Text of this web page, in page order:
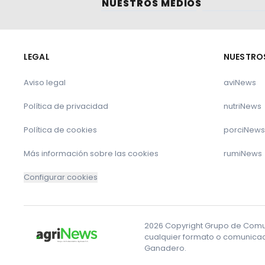
NUESTROS MEDIOS
LEGAL
Aviso legal
Política de privacidad
Política de cookies
Más información sobre las cookies
Configurar cookies
aviNews
nutriNews
porciNews
rumiNews
2026 Copyright Grupo de
cualquier formato o
Ganadero.